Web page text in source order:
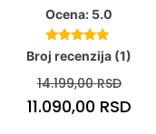
Ocena: 5.0
Ocenjeno
sa
5.00
od 5
Broj recenzija (1)
14.199,00RSD
11.090,00 RSD